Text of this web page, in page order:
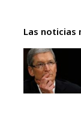
Las noticias